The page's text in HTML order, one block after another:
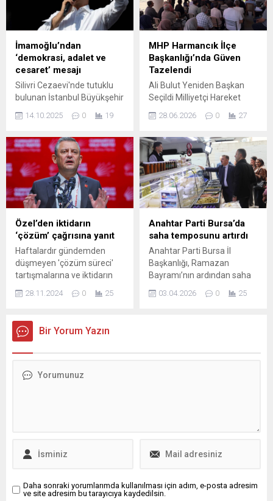
İmamoğlu’ndan
‘demokrasi, adalet ve
cesaret’ mesajı
Silivri Cezaevi'nde tutuklu
bulunan İstanbul Büyükşehir
Cumhurbaşkanı adayı
İmamoğlu (International)"
adlı hesabından yaptığı
paylaşımda, Avrupa'daki
vatandaşlara seslenerek,
"Biliyorum ki kalbinizin ve ...
14.10.2025 0 19
MHP Harmancık İlçe
Başkanlığı’nda Güven
Tazelendi
Ali Bulut Yeniden Başkan
Seçildi Milliyetçi Hareket
Kalbimizde, Gelecek
süreci Harmancık’ta coşkulu
katılımla devam etti
Milliyetçi Hareket Partisi
(MHP) Bursa İl Başkanlığı
tarafından “Kardeşlik
Kalbimizde, Gelecek
Aklımızda” temasıyla
sürdürülen ilçe kongreleri
kapsamında, MHP
Harmancık İlçe
Başkanlığı’nın 15. Olağan
Kongresi yoğun katılım ve
büyük bir coşku...
28.06.2026 0 27
Özel’den iktidarın
‘çözüm’ çağrısına yanıt
Haftalardır gündemden
düşmeyen 'çözüm süreci'
tartışmalarına ve iktidarın
çözüm çağrısına Özgür
Özel'den yanıt geldi.
28.11.2024 0 25
Anahtar Parti Bursa’da
saha temposunu artırdı
Anahtar Parti Bursa İl
Başkanlığı, Ramazan
Bayramı’nın ardından saha
çalışmalarına hız verdi. İl
Başkanı Fikret Aslan
03.04.2026 0 25
Bir Yorum Yazın
Daha sonraki yorumlarımda kullanılması için adım, e-posta adresim
ve site adresim bu tarayıcıya kaydedilsin.